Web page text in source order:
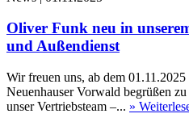
Oliver Funk neu in
und Außendienst
Wir freuen uns, ab dem
Neuenhauser Vorwald begrüßen
unser Vertriebsteam –... »